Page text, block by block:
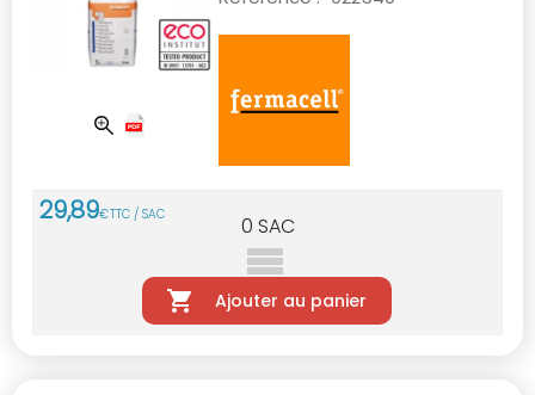
29,89€TTC / SAC 0 SAC
Ajouter au panier